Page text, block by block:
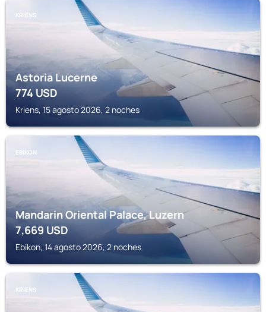
KRIENS
Astoria Lucerne
774USD
Kriens, 15 agosto 2026, 2 noches
EBIKON
Mandarin Oriental Palace, Luzern
7,669 USD
Ebikon, 14 agosto 2026, 2 noches
KRIENS